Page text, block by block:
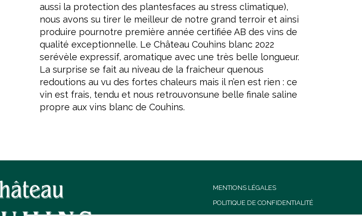
aussi la protection des plantesfaces au stress climatique),
nous avons su tirer le meilleur de notre grand terroir et ainsi
produire pournotre première année certifiée AB des vins de
qualité exceptionnelle. Le Château Couhins blanc 2022
serévèle expressif, aromatique avec une très belle longueur.
La surprise se fait au niveau de la fraicheur quenous
redoutions au vu des fortes chaleurs mais il n’en est rien : ce
vin est frais, tendu et nous retrouvonsune belle finale saline
propre aux vins blanc de Couhins.
MENTIONS LÉGALES
POLITIQUE DE CONFIDENTIALITÉ